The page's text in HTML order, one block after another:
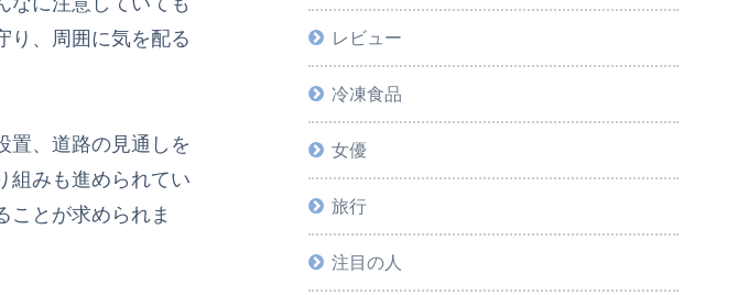
り、周囲に気を配る
置、道路の見通しを
組みも進められてい
ことが求められま
レビュー
冷凍食品
女優
旅行
注目の人